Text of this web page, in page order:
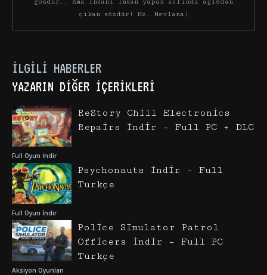
gözdür.. Ama insanı insan yapan aslında ağızdan
çıkan sözdür! Hz. Mevlana)
İLGILI HABERLER
YAZARIN DIĞER İÇERIKLERI
Full Oyun İndir
ReStory Chill Electronics
Repairs İndir – Full PC + DLC
Full Oyun İndir
Psychonauts İndir – Full
Türkçe
Aksiyon Oyunları
Police Simulator Patrol
Officers İndir – Full PC
Türkçe